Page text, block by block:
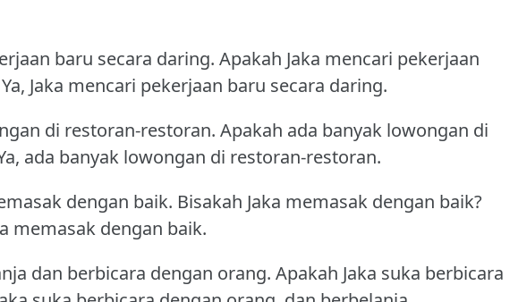
baru secara daring. Apakah Jaka mencari pekerjaan
Ya, Jaka mencari pekerjaan baru secara daring.
di restoran-restoran. Apakah ada banyak lowongan di
ada banyak lowongan di restoran-restoran.
dengan baik. Bisakah Jaka memasak dengan baik?
memasak dengan baik.
dan berbicara dengan orang. Apakah Jaka suka berbicara